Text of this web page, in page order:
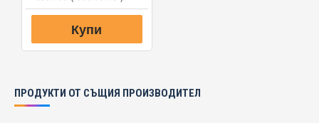
Купи
ПРОДУКТИ ОТ СЪЩИЯ ПРОИЗВОДИТЕЛ